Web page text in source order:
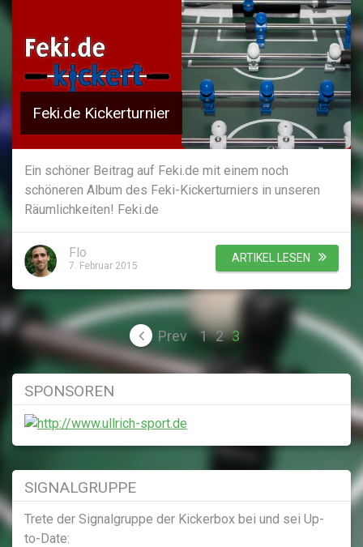
Feki.de Kickerturnier
Ein schöner Beitrag auf Feki.de mit einem noch
schöneren Album des Feki-Kickerturniers in unseren
Räumlichkeiten! Feki.de
ARTIKEL LESEN
Flo
7. Februar 2015
Seitennummerierung
der
Beiträge
Prev 1 2 3
SPONSOREN
SIGNALGRUPPE
Trete der Signalgruppe der Kickerbox bei und sei Up-
to-Date: